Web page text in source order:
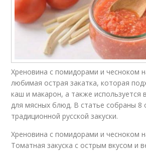
Хреновина с помидорами и чесноком
любимая острая закатка, которая
каш и макарон, а также используется
для мясных блюд. В статье собраны 8
традиционной русской закуски.
Хреновина с помидорами и чесноком
Томатная закуска с острым вкусом и